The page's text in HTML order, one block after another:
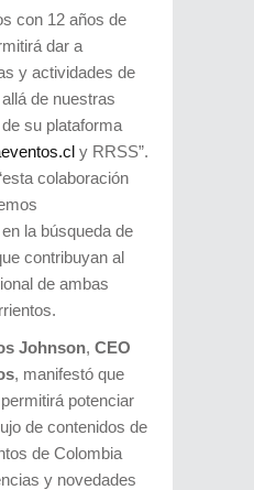
con 12 años de
dar a
y actividades de
de nuestras
su plataforma
y RRSS”.
colaboración
la búsqueda de
contribuyan al
de ambas
Johnson, CEO
, manifestó que
potenciar
de contenidos de
de Colombia
y novedades